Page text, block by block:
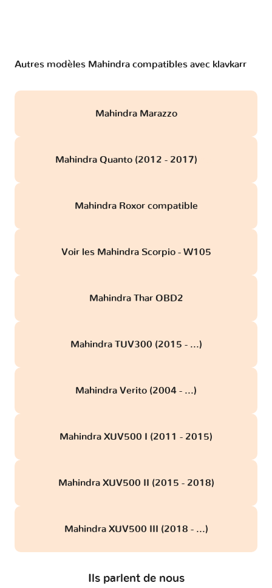
Autres modèles Mahindra compatibles avec klavkarr
Mahindra Marazzo
Mahindra Quanto (2012 - 2017)
Mahindra Roxor compatible
Voir les Mahindra Scorpio - W105
Mahindra Thar OBD2
Mahindra TUV300 (2015 - ...)
Mahindra Verito (2004 - ...)
Mahindra XUV500 I (2011 - 2015)
Mahindra XUV500 II (2015 - 2018)
Mahindra XUV500 III (2018 - ...)
Ils parlent de nous